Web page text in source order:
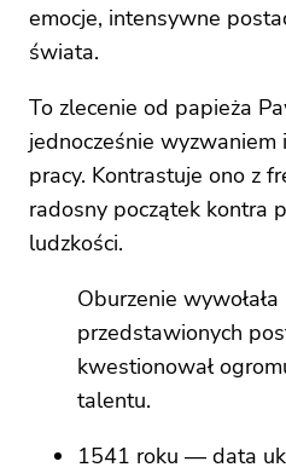
emocje, intensywne
świata.
To zlecenie od papieża
jednocześnie
pracy. Kontrastuje ono z
radosny początek kontra
ludzkości.
Oburzenie
przedstawionych
kwestionował
talentu.
1541 roku — data